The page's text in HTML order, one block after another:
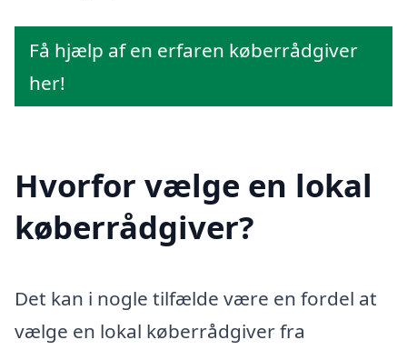
Få hjælp af en erfaren køberrådgiver
her!
Hvorfor vælge en lokal
køberrådgiver?
Det kan i nogle tilfælde være en fordel at
vælge en lokal køberrådgiver fra